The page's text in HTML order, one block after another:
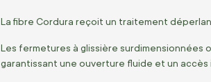
La fibre Cordura reçoit un traitement
Les fermetures à glissière
garantissant une ouverture fluide et un